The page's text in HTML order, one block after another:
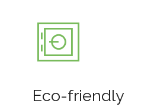
Eco-friendly